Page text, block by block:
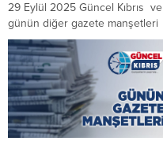
29 Eylül 2025 Güncel Kıbrıs ve
günün diğer gazete manşetleri